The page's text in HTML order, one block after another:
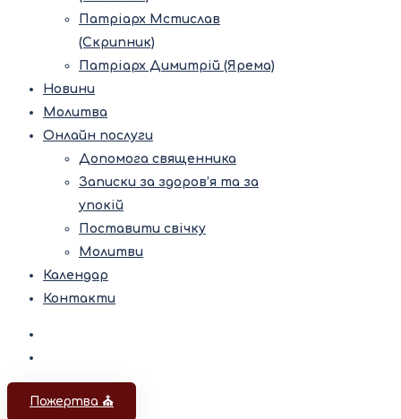
Патріарх Мстислав
(Скрипник)
Патріарх Димитрій (Ярема)
Новини
Молитва
Онлайн послуги
Допомога священника
Записки за здоров’я та за
упокій
Поставити свічку
Молитви
Календар
Контакти
Пожертва ⛪️